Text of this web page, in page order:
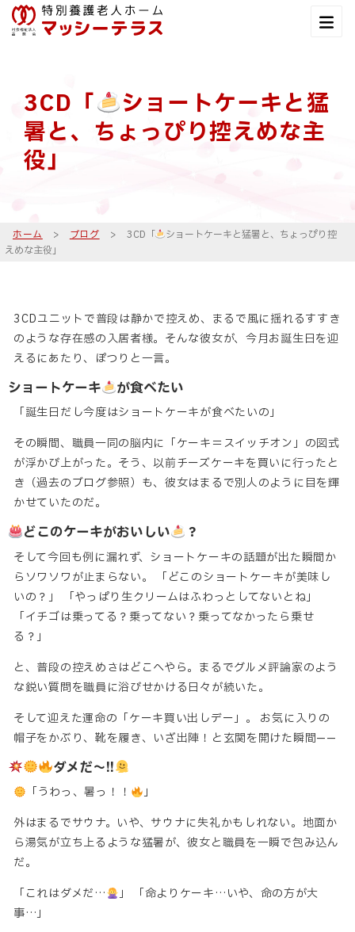
3CD「
ショートケーキと猛
暑と、ちょっぴり控えめな主
役」
ホーム > ブログ > 3CD「
ショートケーキと猛暑と、ちょっぴり控
えめな主役」
3CDユニットで普段は静かで控えめ、まるで風に揺れるすすき
のような存在感の入居者様。そんな彼女が、今月お誕生日を迎
えるにあたり、ぽつりと一言。
ショートケーキ が食べたい
「誕生日だし今度はショートケーキが食べたいの」
その瞬間、職員一同の脳内に「ケーキ＝スイッチオン」の図式
が浮かび上がった。そう、以前チーズケーキを買いに行ったと
き（過去のブログ参照）も、彼女はまるで別人のように目を輝
かせていたのだ。
どこのケーキがおいしい ？
そして今回も例に漏れず、ショートケーキの話題が出た瞬間か
らソワソワが止まらない。 「どこのショートケーキが美味し
いの？」 「やっぱり生クリームはふわっとしてないとね」
「イチゴは乗ってる？乗ってない？乗ってなかったら乗せ
る？」
と、普段の控えめさはどこへやら。まるでグルメ評論家のよう
な鋭い質問を職員に浴びせかける日々が続いた。
そして迎えた運命の「ケーキ買い出しデー」。 お気に入りの
帽子をかぶり、靴を履き、いざ出陣！と玄関を開けた瞬間——
ダメだ～!!
「うわっ、暑っ！！
」
外はまるでサウナ。いや、サウナに失礼かもしれない。地面か
ら湯気が立ち上るような猛暑が、彼女と職員を一瞬で包み込ん
だ。
「これはダメだ…
」 「命よりケーキ…いや、命の方が大
事…」